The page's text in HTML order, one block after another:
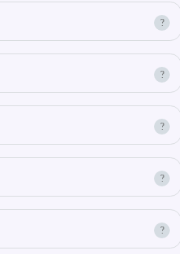
?
?
?
?
?